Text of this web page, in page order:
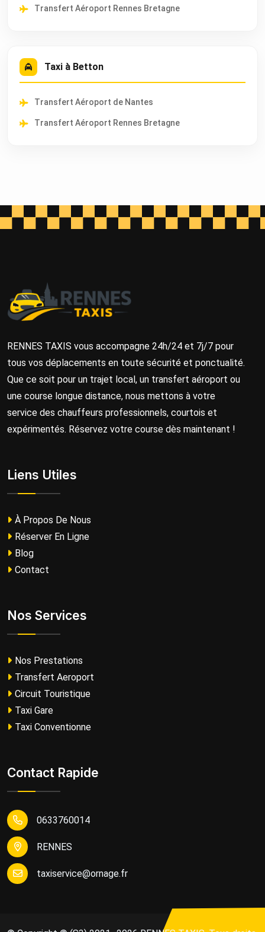
Transfert Aéroport Rennes Bretagne
Taxi à Betton
Transfert Aéroport de Nantes
Transfert Aéroport Rennes Bretagne
RENNES TAXIS vous accompagne 24h/24 et 7j/7 pour
tous vos déplacements en toute sécurité et ponctualité.
Que ce soit pour un trajet local, un transfert aéroport ou
une course longue distance, nous mettons à votre
service des chauffeurs professionnels, courtois et
expérimentés. Réservez votre course dès maintenant !
Liens Utiles
À Propos De Nous
Réserver En Ligne
Blog
Contact
Nos Services
Nos Prestations
Transfert Aeroport
Circuit Touristique
Taxi Gare
Taxi Conventionne
Contact Rapide
0633760014
RENNES
taxiservice@ornage.fr